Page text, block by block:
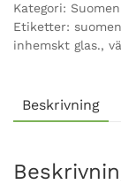
Kategori:
Etiketter:
inhemskt glas.,
Beskrivning